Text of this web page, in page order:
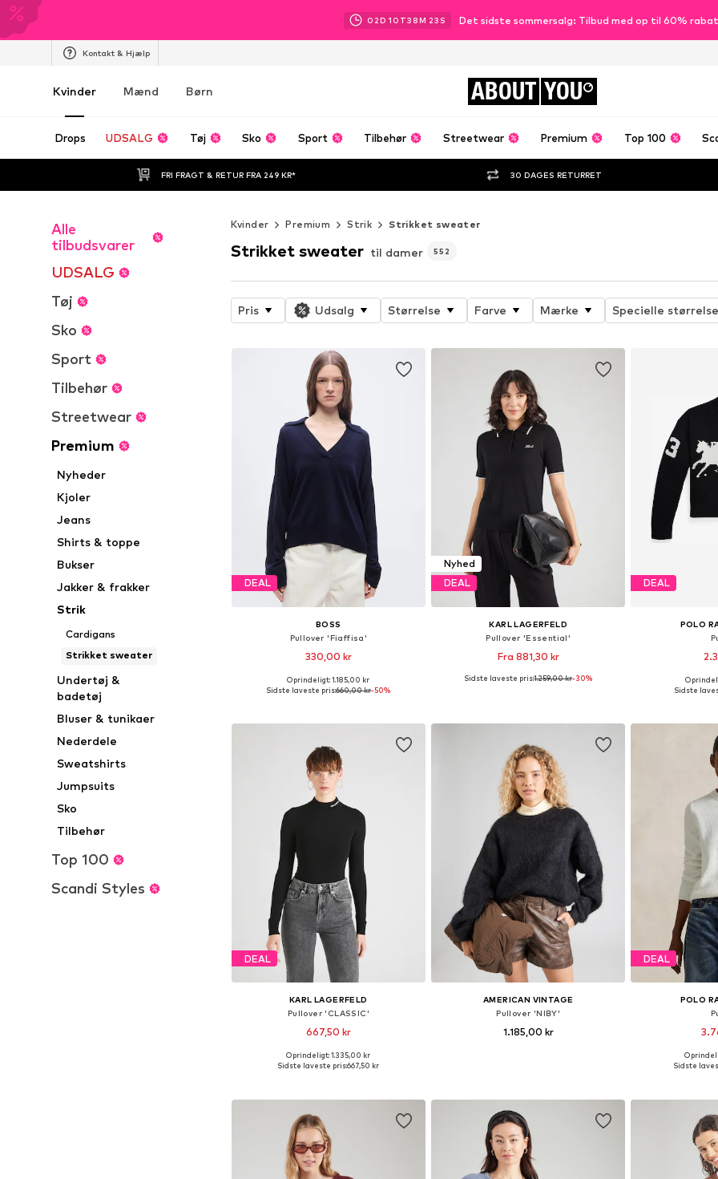
02D 10 T38M 21 S Det sidste sommersalg: Tilbud med op til 60% rabat
Kontakt & Hjælp
Kvinder Mænd Børn ABOUT YOU
Drops UDSALG Tøj Sko Sport Tilbehør Streetwear Premium Top 100
FRI FRAGT & RETUR FRA 249 KR* 30 DAGES RETURRET
Alle
tilbudsvarer
UDSALG
Tøj
Sko
Sport
Tilbehør
Streetwear
Premium
Nyheder
Kjoler
Jeans
Shirts & toppe
Bukser
Jakker & frakker
Strik
Cardigans
Strikket sweater
Undertøj &
badetøj
Bluser & tunikaer
Nederdele
Sweatshirts
Jumpsuits
Sko
Tilbehør
Top 100
Scandi Styles
Kvinder Premium Strik Strikket sweater
Strikket sweater til damer 552
Pris Udsalg Størrelse Farve Mærke Specielle
DEAL
BOSS
Pullover 'Fiaffisa'
330,00 kr
Tilgængelige størrelser: S, M, L
Oprindeligt: 1.185,00 kr
Sidste laveste pris:660,00 kr-50%
Nyhed
DEAL
KARL LAGERFELD
Pullover 'Essential'
Fra 881,30 kr
Sidste laveste pris:1.259,00 kr-30%
DEAL
POLO
Tilgængelige
Sidste
DEAL
KARL LAGERFELD
Pullover 'CLASSIC'
667,50 kr
Tilgængelige størrelser: XS, S, M, L
Oprindeligt: 1.335,00 kr
Sidste laveste pris:667,50 kr
AMERICAN VINTAGE
Pullover 'NIBY'
1.185,00 kr
DEAL
POLO
Tilgængelige
Sidste